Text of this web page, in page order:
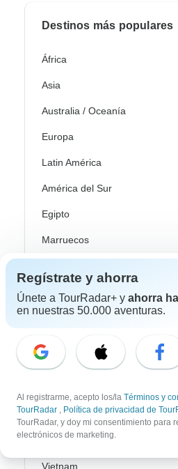
Destinos más populares
África
Asia
Australia / Oceanía
Europa
Latin América
América del Sur
Egipto
Marruecos
China
Japón
Sri Lanka
Tailandia
Vietnam
Regístrate y ahorra
Únete a TourRadar+ y ahorra
en nuestras 50.000 aventuras.
Al registrarme, acepto los/la Términos y
TourRadar , Política de privacidad de
TourRadar, y doy mi consentimiento para
electrónicos de marketing.